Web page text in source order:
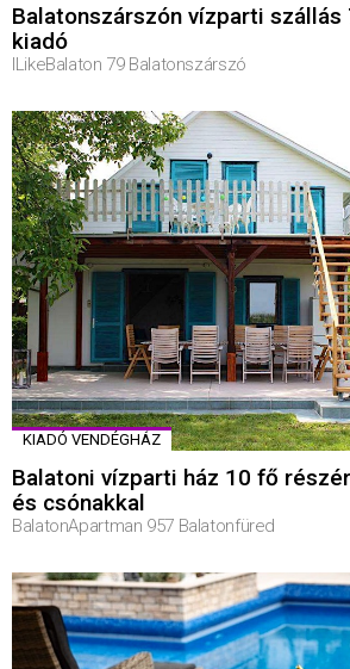
Balatonszárszón vízparti
kiadó
ILikeBalaton 79 Balatonszárszó
KIADÓ VENDÉGHÁZ
Balatoni vízparti ház 10 fő
és csónakkal
BalatonApartman 957 Balatonfüred